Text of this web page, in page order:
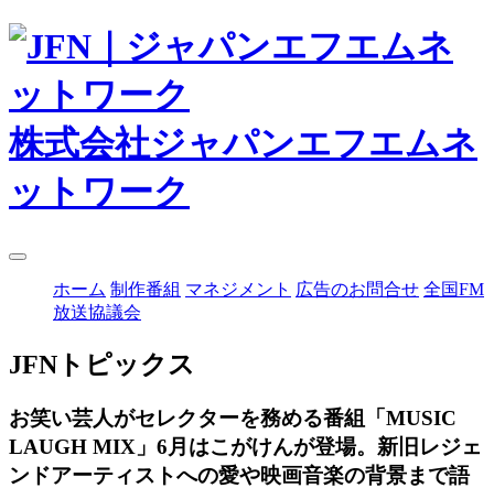
株式会社ジャパンエフエムネ
ットワーク
ホーム 制作番組 マネジメント 広告のお問合せ 全国FM
放送協議会
JFNトピックス
お笑い芸人がセレクターを務める番組「MUSIC
LAUGH MIX」6月はこがけんが登場。新旧レジェ
ンドアーティストへの愛や映画音楽の背景まで語